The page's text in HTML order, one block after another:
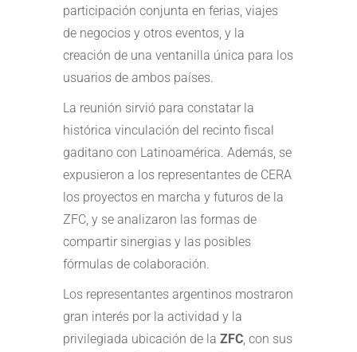
participación conjunta en ferias, viajes
de negocios y otros eventos, y la
creación de una ventanilla única para los
usuarios de ambos países.
La reunión sirvió para constatar la
histórica vinculación del recinto fiscal
gaditano con Latinoamérica. Además, se
expusieron a los representantes de CERA
los proyectos en marcha y futuros de la
ZFC, y se analizaron las formas de
compartir sinergias y las posibles
fórmulas de colaboración.
Los representantes argentinos mostraron
gran interés por la actividad y la
privilegiada ubicación de la ZFC , con sus